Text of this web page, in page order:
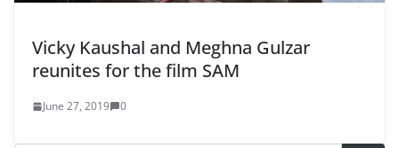
Vicky Kaushal and Meghna Gulzar
reunites for the film SAM
June 27, 2019 0